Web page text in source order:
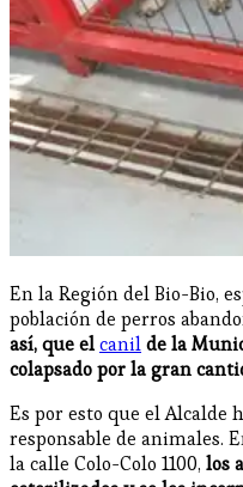
En la Región del Bio-Bio,
población de perros
así, que elcanilde la
colapsado por la gran
Es por esto que el Alcalde
responsable de animales.
la calle Colo-Colo 1100, los